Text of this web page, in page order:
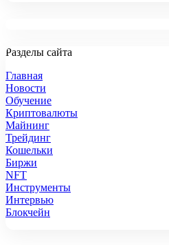
Разделы сайта
Главная
Новости
Обучение
Криптовалюты
Майнинг
Трейдинг
Кошельки
Биржи
NFT
Инструменты
Интервью
Блокчейн